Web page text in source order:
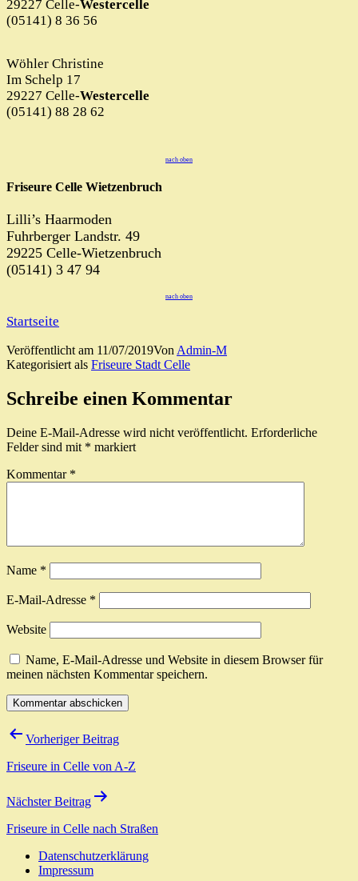
29227 Celle-Westercelle
(05141) 8 36 56
Wöhler Christine
Im Schelp 17
29227 Celle-Westercelle
(05141) 88 28 62
nach oben
Friseure Celle Wietzenbruch
Lilli’s Haarmoden
Fuhrberger Landstr. 49
29225 Celle-Wietzenbruch
(05141) 3 47 94
nach oben
Startseite
Veröffentlicht am 11/07/2019Von Admin-M
Kategorisiert als Friseure Stadt Celle
Schreibe einen Kommentar
Deine E-Mail-Adresse wird nicht veröffentlicht. Erforderliche
Felder sind mit * markiert
Kommentar *
Name *
E-Mail-Adresse *
Website
Name, E-Mail-Adresse und Website in diesem Browser für
meinen nächsten Kommentar speichern.
Beitragsnavigation
Vorheriger Beitrag
Friseure in Celle von A-Z
Nächster Beitrag
Friseure in Celle nach Straßen
Datenschutzerklärung
Impressum